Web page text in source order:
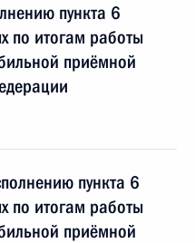
пункта 6
по итогам работы
приёмной
пункта 6
по итогам работы
приёмной